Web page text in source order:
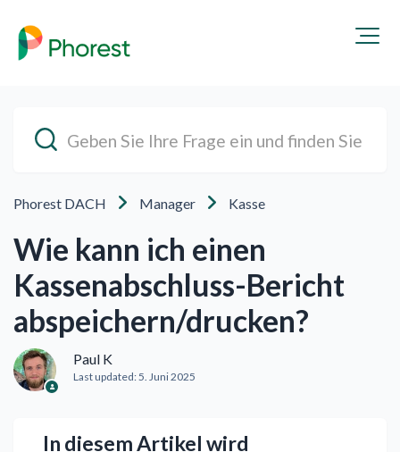
Phorest DACH Manager Kasse
Wie kann ich einen
Kassenabschluss-Bericht
abspeichern/drucken?
Paul K
Last updated:5. Juni 2025
In diesem Artikel wird